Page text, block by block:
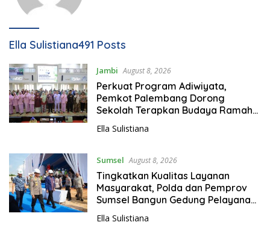
Ella Sulistiana491 Posts
Jambi August 8, 2026
Perkuat Program Adiwiyata,
Pemkot Palembang Dorong
Sekolah Terapkan Budaya Ramah
Ella Sulistiana
Sumsel August 8, 2026
Tingkatkan Kualitas Layanan
Masyarakat, Polda dan Pemprov
Sumsel Bangun Gedung Pelayanan
Ella Sulistiana